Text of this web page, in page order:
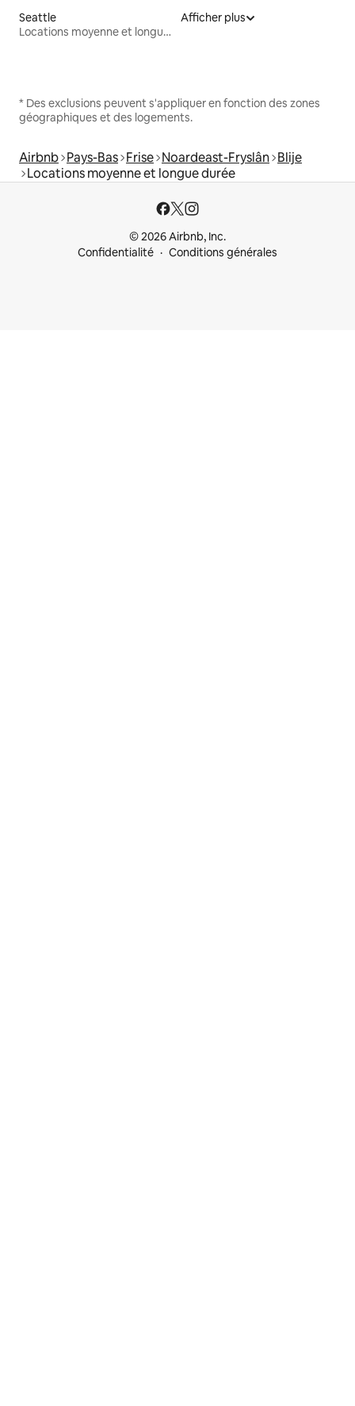
Seattle
Locations moyenne et longue durée
Afficher plus
* Des exclusions peuvent s'appliquer en fonction des zones
géographiques et des logements.
Airbnb Pays-Bas Frise Noardeast-Fryslân Blije
Locations moyenne et longue durée
© 2026 Airbnb, Inc.
Confidentialité
Conditions générales